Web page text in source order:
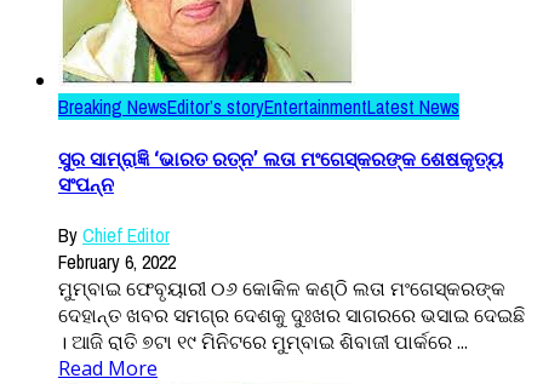
Breaking NewsEditor’s storyEntertainmentLatest News
ସୁର ସାମ୍ରାଜ୍ଞି ‘ଭାରତ ରତ୍ନ’ ଲତା ମଂଗେସ୍କରଙ୍କ ଶେଷକୃତ୍ୟ
ସଂପନ୍ନ
ByChief Editor
February 6, 2022
ମୁମ୍ବାଇ ଫେବୃୟାରୀ ୦୬ କୋକିଳ କଣ୍ଠି ଲତା ମଂଗେସ୍କରଙ୍କ
ଦେହାନ୍ତ ଖବର ସମଗ୍ର ଦେଶକୁ ଦୁଃଖର ସାଗରରେ ଭସାଇ ଦେଇଛି
। ଆଜି ରାତି ୭ଟା ୧୯ ମିନିଟରେ ମୁମ୍ବାଇ ଶିବାଜୀ ପାର୍କରେ ...
Read More